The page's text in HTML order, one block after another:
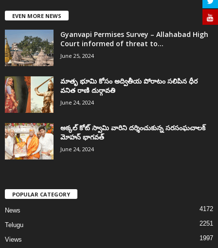
EVEN MORE NEWS
Gyanvapi Permises Survey – Allahabad High
Court informed of threat to...
June 25, 2024
మాతృ భూమి కోసం అద్వితీయ పోరాటం సలిపిన ధీర
వనిత రాణి దుర్గావతి
June 24, 2024
అక్కల్‌ కోట్‌ స్వామి వారిని దర్శించుకున్న సరసంఘచాలక్
మోహన్ భాగవత్
June 24, 2024
POPULAR CATEGORY
News 4172
Telugu 2251
Views 1997